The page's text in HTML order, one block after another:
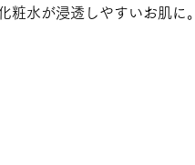
粧水が浸透しやすいお肌に。